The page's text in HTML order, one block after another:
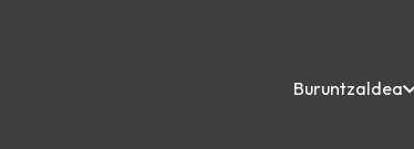
Buruntzaldea